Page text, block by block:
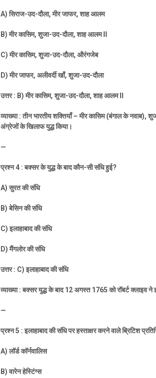
A)सिराज-उद-दौला,मीर जाफर,शाह आलम
B)मीर कासिम,शुजा-उद-दौला,शाह आलम
C)मीर कासिम,शुजा-उद-दौला, औरंगजेब
D)मीर जाफर, अलीवर्दी खाँ,शुजा-उद-दौला
उत्तर : B)मीर कासिम,शुजा-उद-दौला,शाह आलम
व्याख्या : तीन भारतीय शक्तियाँ – मीर कासिम (बंगाल के नवाब),
अंग्रेजों के खिलाफ युद्ध किया।
—
प्रश्न4 :बक्सर के युद्ध के बाद कौन-सी संधि हुई?
A)सुरत की संधि
B)बेसिन की संधि
C)इलाहाबाद की संधि
D)मैंगलोर की संधि
उत्तर : C)इलाहाबाद की संधि
व्याख्या : बक्सर युद्ध के बाद12अगस्त1765को रॉबर्ट क्लाइव ने
—
प्रश्न5 :इलाहाबाद की संधि पर हस्ताक्षर करने वाले ब्रिटिश
A)लॉर्ड कॉर्नवालिस
B)वारेन हेस्टिंग्स